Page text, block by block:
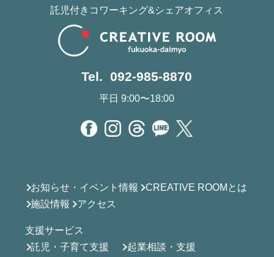
託児付きコワーキング&シェアオフィス
Tel. 092-985-8870
平日 9:00〜18:00
お知らせ・イベント情報
CREATIVE ROOMとは
施設情報
アクセス
支援サービス
託児・子育て支援
起業相談・支援